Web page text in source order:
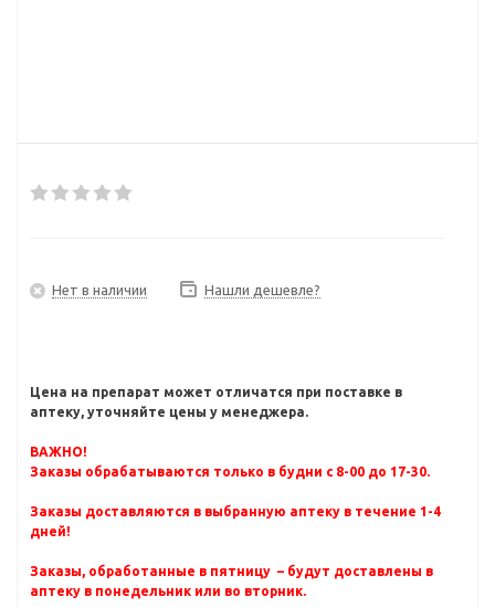
Нет в наличии Нашли дешевле?
Цена на препарат может отличатся при поставке в
аптеку, уточняйте цены у менеджера.
ВАЖНО!
Заказы обрабатываются только в будни с 8-00 до 17-30.
Заказы доставляются в выбранную аптеку в течение 1-4
дней!
Заказы, обработанные в пятницу – будут доставлены в
аптеку в понедельник или во вторник.